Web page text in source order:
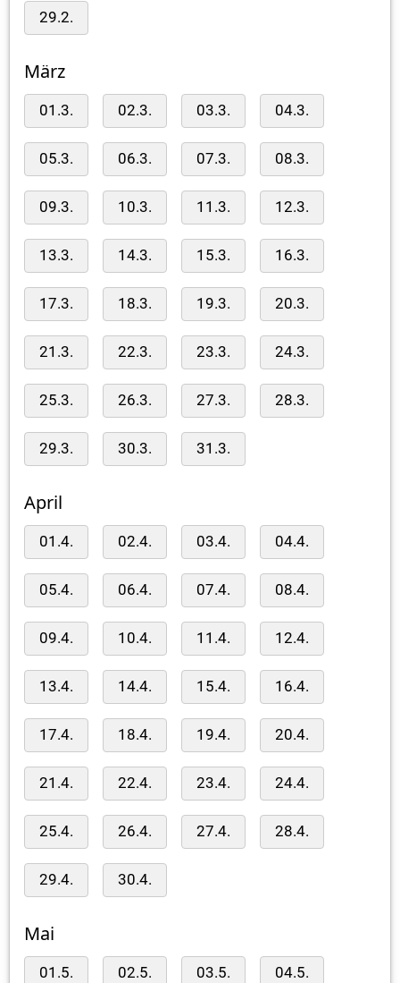
29.2.
März
01.3. 02.3. 03.3. 04.3.
05.3. 06.3. 07.3. 08.3.
09.3. 10.3. 11.3. 12.3.
13.3. 14.3. 15.3. 16.3.
17.3. 18.3. 19.3. 20.3.
21.3. 22.3. 23.3. 24.3.
25.3. 26.3. 27.3. 28.3.
29.3. 30.3. 31.3.
April
01.4. 02.4. 03.4. 04.4.
05.4. 06.4. 07.4. 08.4.
09.4. 10.4. 11.4. 12.4.
13.4. 14.4. 15.4. 16.4.
17.4. 18.4. 19.4. 20.4.
21.4. 22.4. 23.4. 24.4.
25.4. 26.4. 27.4. 28.4.
29.4. 30.4.
Mai
01.5. 02.5. 03.5. 04.5.